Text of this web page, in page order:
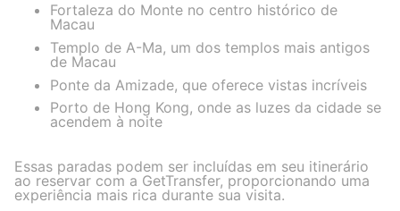
Fortaleza do Monte no centro histórico de
Macau
Templo de A-Ma, um dos templos mais antigos
de Macau
Ponte da Amizade, que oferece vistas incríveis
Porto de Hong Kong, onde as luzes da cidade se
acendem à noite
Essas paradas podem ser incluídas em seu itinerário
ao reservar com a GetTransfer, proporcionando uma
experiência mais rica durante sua visita.